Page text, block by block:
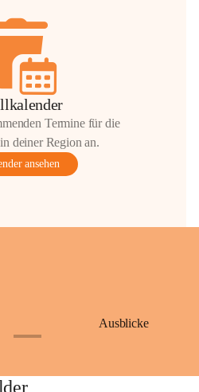
Termine für die
deiner Region an.
ansehen
Ausblicke